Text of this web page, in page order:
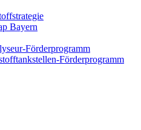
Bayern
Förderprogramm
Förderprogramm